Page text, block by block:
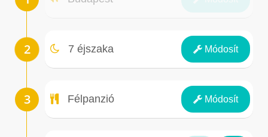
7 éjszaka Módosít
Éjszakák
Félpanzió Módosít
Ellátás